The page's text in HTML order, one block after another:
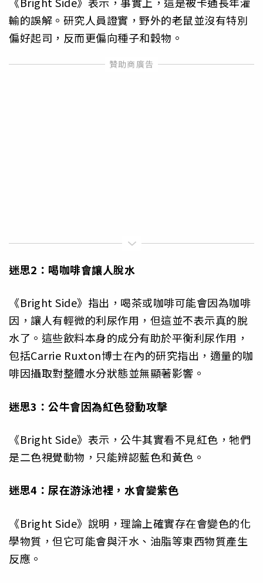
輸的誤解。研究人員證實，野外的老鼠並沒有特別
偏好起司，反而更偏向種子和穀物。
迷思2：喝咖啡會讓人脫水
《Bright Side》指出，喝茶或咖啡可能會因為咖啡
因，讓人有輕微的利尿作用，但這並不表示真的脫
水了。這些飲料本身的成分有助於平衡利尿作用，
包括Carrie Ruxton博士在內的研究指出，適量的咖
啡因攝取對整體水分狀態並無顯著影響。
迷思3：公牛會因為紅色發動攻擊
《Bright Side》表示，公牛其實看不見紅色，牠們
是二色視覺動物，只能辨認藍色和黃色。
迷思4：尿在游泳池裡，水會變紫色
《Bright Side》說明，理論上確實存在會變色的化
學物質，但它可能會與汗水、油脂等東西物質產生
反應。